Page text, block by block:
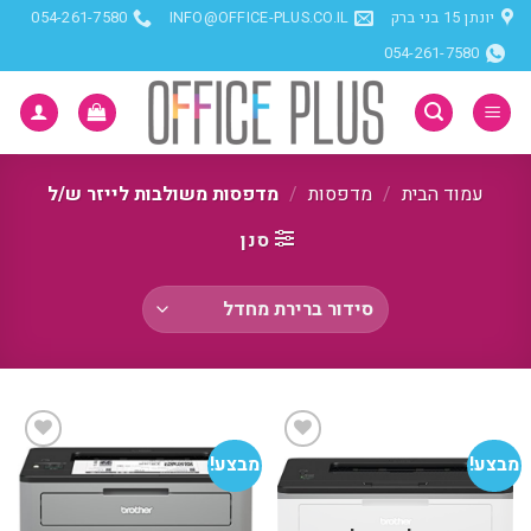
Skip
content
יונתן 15 בני ברק INFO@OFFICE-PLUS.CO.IL
054-261-7580
054-261-7580
עמוד הבית / מדפסות / מדפסות משולבות לייזר ש/ל
סנן
מבצע!
הוסף
מבצע!
הוסף